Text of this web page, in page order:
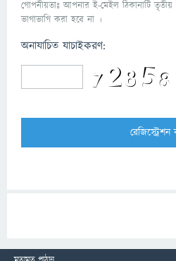
গোপনীয়তাঃ আপনার ই-মেইল ঠিকানাটি
ভাগাভাগি করা হবে না ।
অনাযাচিত যাচাইকরণ: